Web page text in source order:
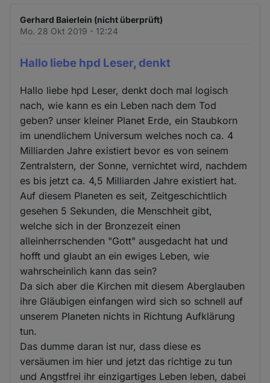
Gerhard Baierlein (nicht überprüft)
Mo. 28 Okt 2019 - 12:24
Hallo liebe hpd Leser, denkt
Hallo liebe hpd Leser, denkt doch mal logisch
nach, wie kann es ein Leben nach dem Tod
geben? unser kleiner Planet Erde, ein Staubkorn
im unendlichem Universum welches noch ca. 4
Milliarden Jahre existiert bevor es von seinem
Zentralstern, der Sonne, vernichtet wird, nachdem
es bis jetzt ca. 4,5 Milliarden Jahre existiert hat.
Auf diesem Planeten es seit, Zeitgeschichtlich
gesehen 5 Sekunden, die Menschheit gibt,
welche sich in der Bronzezeit einen
alleinherrschenden "Gott" ausgedacht hat und
hofft und glaubt an ein ewiges Leben, wie
wahrscheinlich kann das sein?
Da sich aber die Kirchen mit diesem Aberglauben
ihre Gläubigen einfangen wird sich so schnell auf
unserem Planeten nichts in Richtung Aufklärung
tun.
Das dumme daran ist nur, dass diese es
versäumen im hier und jetzt das richtige zu tun
und Angstfrei ihr einzigartiges Leben leben, dabei